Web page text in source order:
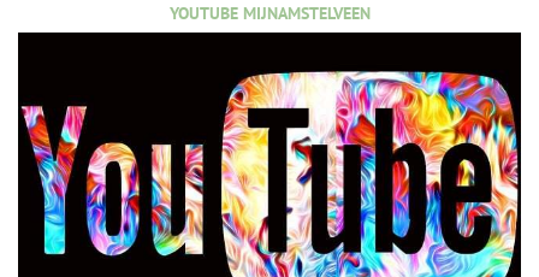
YOUTUBE MIJNAMSTELVEEN